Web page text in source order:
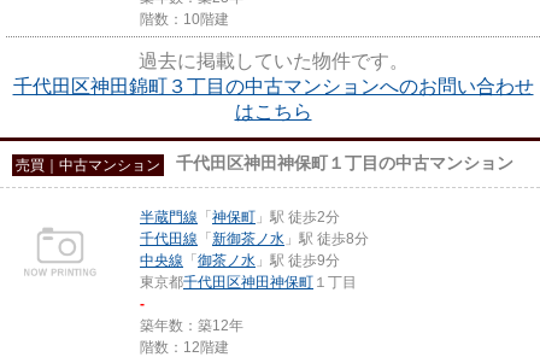
階数：10階建
過去に掲載していた物件です。
千代田区神田錦町３丁目の中古マンションへのお問い合わせ
はこちら
売買｜中古マンション 千代田区神田神保町１丁目の中古マンション
半蔵門線 「神保町 」駅 徒歩2分
千代田線 「新御茶ノ水 」駅 徒歩8分
中央線 「御茶ノ水 」駅 徒歩9分
東京都千代田区神田神保町 １丁目
-
築年数：築12年
階数：12階建